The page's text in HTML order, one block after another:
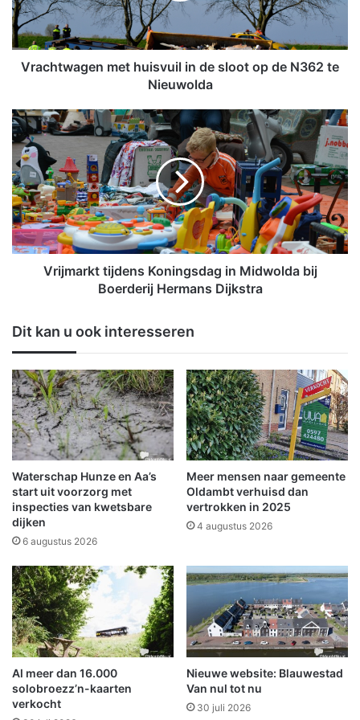
w
a
g
e
t
h
u
i
s
v
u
i
e
s
l
o
o
t
o
p
d
e
N
3
6
t
e
N
i
e
u
w
o
l
Vrachtwagen met huisvuil in de sloot op de N362 te
Nieuwolda
V
r
j
m
a
r
k
t
e
n
s
K
o
n
i
n
g
s
d
a
g
n
M
i
d
w
o
l
d
a
Vrijmarkt tijdens Koningsdag in Midwolda bij
Boerderij Hermans Dijkstra
Dit kan u ook interesseren
Waterschap Hunze en Aa’s
start uit voorzorg met
inspecties van kwetsbare
dijken
6 augustus 2026
Meer mensen naar gemeente
Oldambt verhuisd dan
vertrokken in 2025
4 augustus 2026
Al meer dan 16.000
solobroezz’n-kaarten
verkocht
Nieuwe website: Blauwestad
Van nul tot nu
30 juli 2026